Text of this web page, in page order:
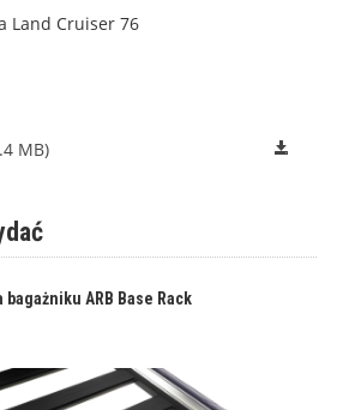
Land Cruiser 76
MB)
ARB Base Rack